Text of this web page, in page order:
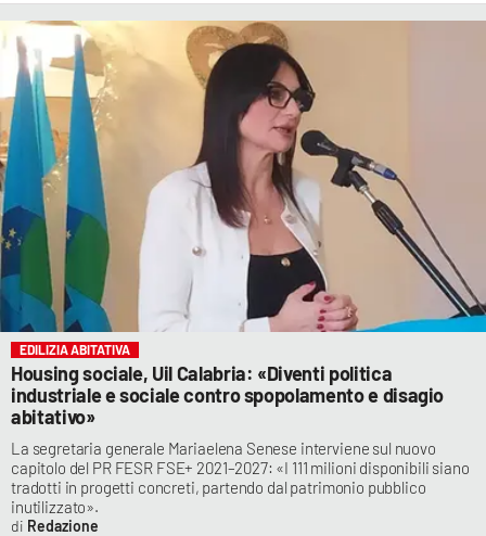
EDILIZIA ABITATIVA
Housing sociale, Uil Calabria: «Diventi politica
industriale e sociale contro spopolamento e disagio
abitativo»
La segretaria generale Mariaelena Senese interviene sul nuovo
capitolo del PR FESR FSE+ 2021–2027: «I 111 milioni disponibili siano
tradotti in progetti concreti, partendo dal patrimonio pubblico
inutilizzato».
Redazione